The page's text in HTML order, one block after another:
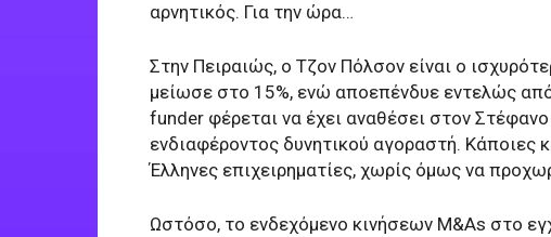
αρνητικός. Για την ώρα…
Στην Πειραιώς, ο Τζον Πόλσον είναι ο
μείωσε στο 15%, ενώ αποεπένδυε εντελώς
funder φέρεται να έχει αναθέσει στον
ενδιαφέροντος δυνητικού αγοραστή. Κάποιες
Έλληνες επιχειρηματίες, χωρίς όμως να
Ωστόσο, το ενδεχόμενο κινήσεων M&As στο